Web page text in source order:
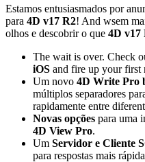
Estamos entusiasmados por
para 4D v17 R2! And wsem
olhos e descobrir o que 4D v17
The wait is over. Check
iOS and fire up your first
Um novo 4D Write Pro
múltiplos separadores
rapidamente entre
Novas opções para uma
4D View Pro.
Um Servidor e Cliente
para respostas mais